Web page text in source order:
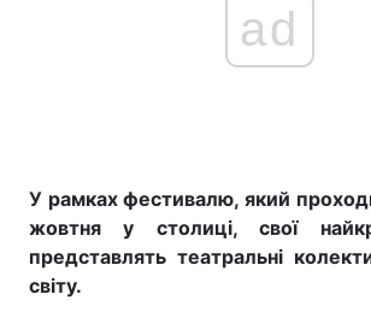
ad
У рамках фестивалю, який
жовтня у столиці, свої
представлять театральні
світу.